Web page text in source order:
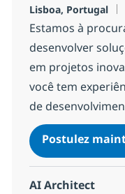
Localisation
Lisboa, Portugal
Estamos à
desenvolver
em projetos
você tem
de
Postulez
AI Architect